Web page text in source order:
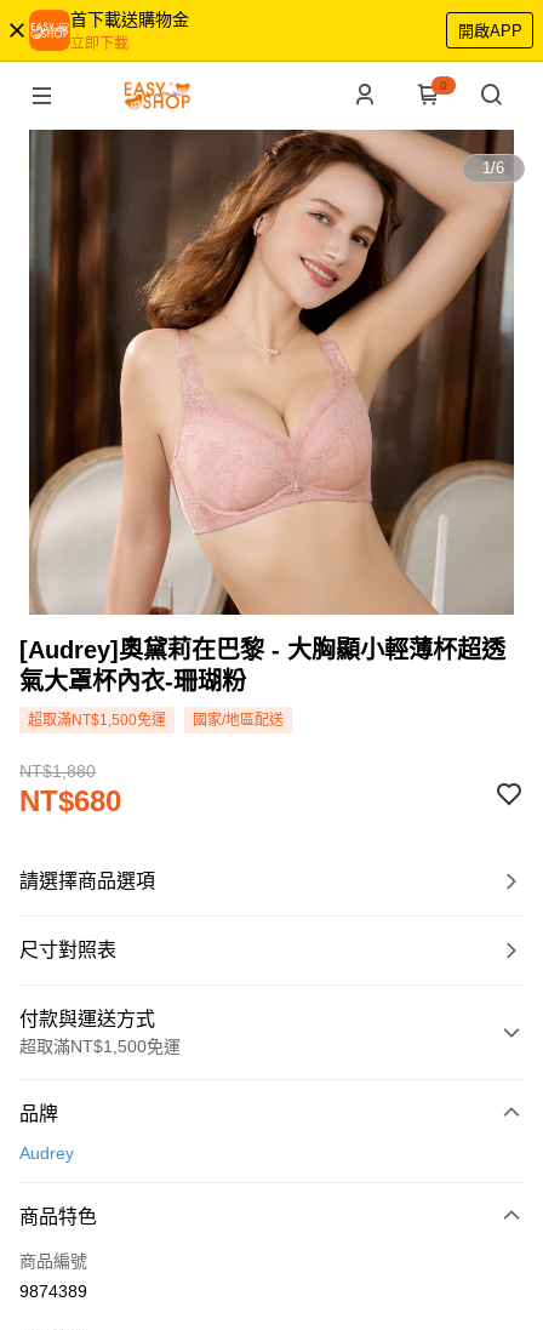
首下載送購物金
立即下載
開啟APP
0
1/6
[Audrey]奧黛莉在巴黎 - 大胸顯小輕薄杯超透
氣大罩杯內衣-珊瑚粉
超取滿NT$1,500免運 國家/地區配送
NT$1,880
NT$680
請選擇商品選項
尺寸對照表
付款與運送方式
超取滿NT$1,500免運
信用卡一次付款
LINE Pay
Apple Pay
品牌
Audrey
商品特色
商品編號
9874389